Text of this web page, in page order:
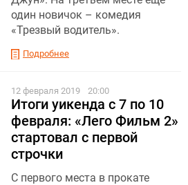
один новичок – комедия
«Трезвый водитель».
Подробнее
12 февраля 2019 20:00
Итоги уикенда с 7 по 10
февраля: «Лего Фильм 2»
стартовал с первой
строчки
С первого места в прокате